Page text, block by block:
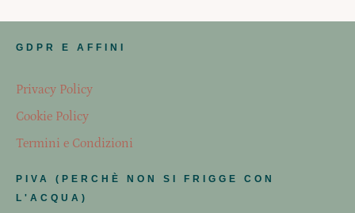
GDPR E AFFINI
Privacy Policy
Cookie Policy
Termini e Condizioni
PIVA (PERCHÈ NON SI FRIGGE CON
L'ACQUA)